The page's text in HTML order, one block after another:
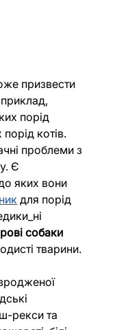
призвести
порід
котів.
проблеми з
Є
яких вони
для порід
собаки
тварини.
рекси та